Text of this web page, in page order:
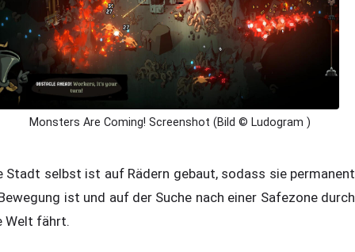
Monsters Are Coming! Screenshot (Bild © Ludogram )
Stadt selbst ist auf Rädern gebaut, sodass sie permanent
ist und auf der Suche nach einer Safezone durch
Welt fährt.